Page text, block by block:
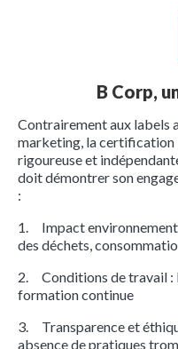
B Corp,
Contrairement aux labels
marketing, la certification
rigoureuse et
doit démontrer son
:
1. Impact
des déchets,
2. Conditions de travail :
formation continue
3. Transparence et
absence de pratiques